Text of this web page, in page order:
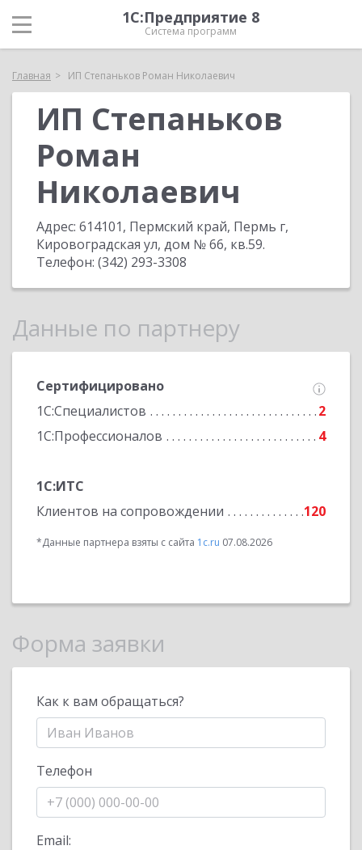
1С:Предприятие 8
Система программ
Главная ИП Степаньков Роман Николаевич
ИП Степаньков
Роман
Николаевич
Адрес: 614101, Пермский край, Пермь г,
Кировоградская ул, дом № 66, кв.59.
Телефон: (342) 293-3308
Данные по партнеру
Сертифицировано
1С:Специалистов
2
1С:Профессионалов
4
1С:ИТС
Клиентов на сопровождении
120
*Данные партнера взяты с сайта 1c.ru 07.08.2026
Форма заявки
Как к вам обращаться?
Телефон
Email: